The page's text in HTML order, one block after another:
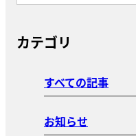
カテゴリ
すべての記事
お知らせ